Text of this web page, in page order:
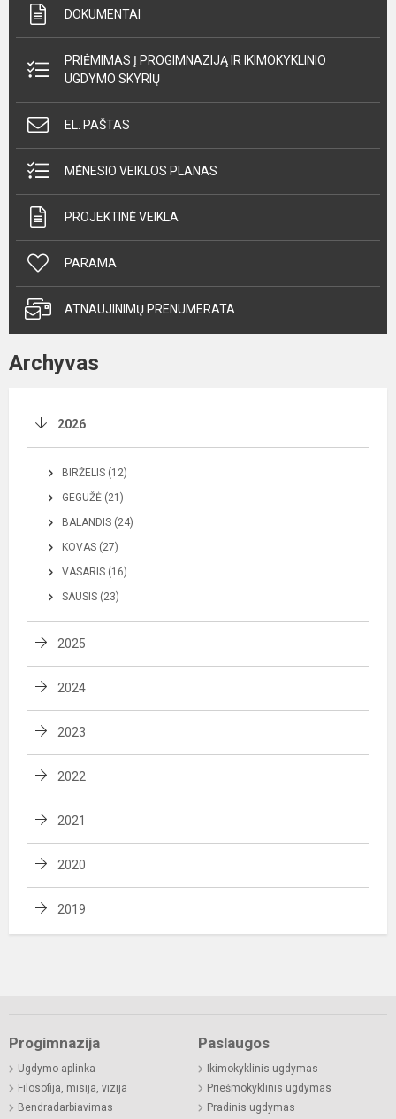
DOKUMENTAI
PRIĖMIMAS Į PROGIMNAZIJĄ IR IKIMOKYKLINIO
UGDYMO SKYRIŲ
EL. PAŠTAS
MĖNESIO VEIKLOS PLANAS
PROJEKTINĖ VEIKLA
PARAMA
ATNAUJINIMŲ PRENUMERATA
Archyvas
2026
BIRŽELIS (12)
GEGUŽĖ (21)
BALANDIS (24)
KOVAS (27)
VASARIS (16)
SAUSIS (23)
2025
2024
2023
2022
2021
2020
2019
Progimnazija
Ugdymo aplinka
Filosofija, misija, vizija
Bendradarbiavimas
Paslaugos
Ikimokyklinis ugdymas
Priešmokyklinis ugdymas
Pradinis ugdymas